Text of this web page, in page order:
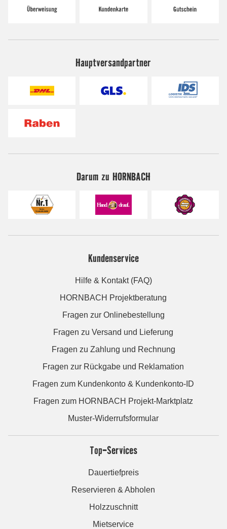
Hauptversandpartner
Darum zu HORNBACH
Kundenservice
Hilfe & Kontakt (FAQ)
HORNBACH Projektberatung
Fragen zur Onlinebestellung
Fragen zu Versand und Lieferung
Fragen zu Zahlung und Rechnung
Fragen zur Rückgabe und Reklamation
Fragen zum Kundenkonto & Kundenkonto-ID
Fragen zum HORNBACH Projekt-Marktplatz
Muster-Widerrufsformular
Top-Services
Dauertiefpreis
Reservieren & Abholen
Holzzuschnitt
Mietservice